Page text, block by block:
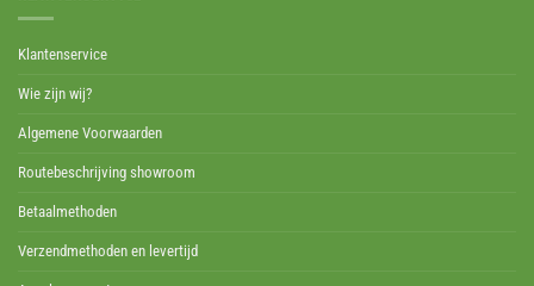
Klantenservice
Wie zijn wij?
Algemene Voorwaarden
Routebeschrijving showroom
Betaalmethoden
Verzendmethoden en levertijd